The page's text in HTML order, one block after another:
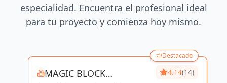
especialidad. Encuentra el profesional ideal
para tu proyecto y comienza hoy mismo.
Destacado
MAGIC BLOCK
4.14(14)